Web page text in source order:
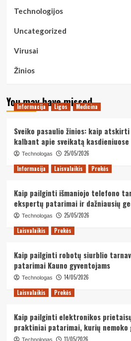
Technologijos
Uncategorized
Virusai
Žinios
You may have missed
Informacija Ligos Medicina
Sveiko pasaulio žinios: kaip
kalbant apie sveikatą kasdieniuose
Technologas
25/05/2026
Informacija
Laisvalaikis Prekės
Kaip pailginti išmaniojo telefono
ekspertų patarimai ir dažniausių
Technologas
25/05/2026
Laisvalaikis
Prekės
Kaip pailginti robotų siurblio
patarimai Kauno gyventojams
Technologas
14/05/2026
Laisvalaikis
Prekės
Kaip pailginti elektronikos
praktiniai patarimai, kurių nemoko
Technologas 11/05/2026